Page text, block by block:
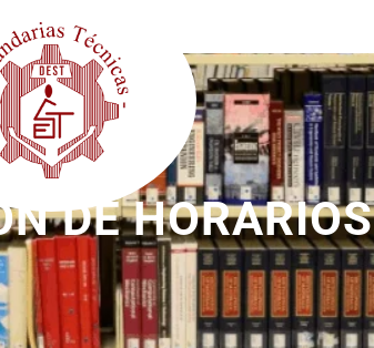
DE HORARIOS